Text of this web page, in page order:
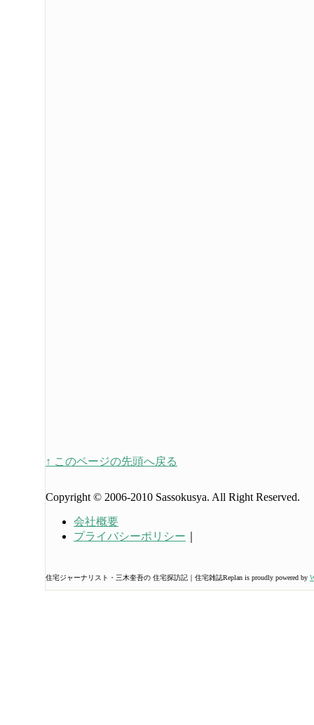
↑ このページの先頭へ戻る
Copyright © 2006-2010 Sassokusya. All Right Reserved.
会社概要
プライバシーポリシー
住宅ジャーナリスト・三木奎吾の 住宅探訪記｜住宅雑誌Replan is proudly powered by